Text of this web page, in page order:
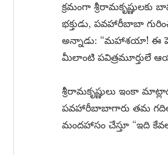
క్రమంగా
భక్తుడు, పవహారీబాబా
అన్నాడు: “మహాశయా! ఈ
మీలాంటి పవిత్రమూర్తులే
శ్రీరామకృష్ణులు ఇంకా
పవహారీబాబాగారు తమ గదిలో
మందహాసం చేస్తూ “ఇది